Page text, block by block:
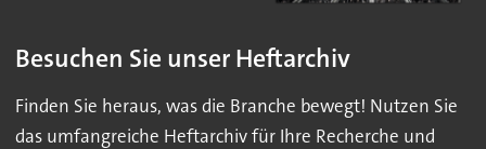
Besuchen Sie unser Heftarchiv
Finden Sie heraus, was die Branche bewegt! Nutzen Sie
das umfangreiche Heftarchiv für Ihre Recherche und